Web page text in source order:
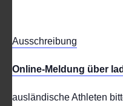
Ausschreibung
Online-Meldung über
ausländische Athleten